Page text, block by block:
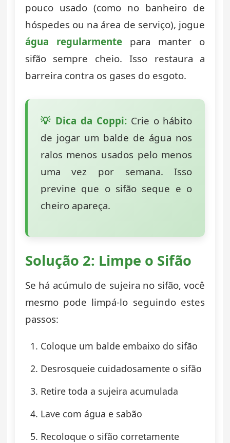
pouco usado (como no banheiro de
hóspedes ou na área de serviço), jogue
água regularmentepara manter o
sifão sempre cheio. Isso restaura a
barreira contra os gases do esgoto.
💡 Dica da Coppi:Crie o hábito
de jogar um balde de água nos
ralos menos usados pelo menos
uma vez por semana. Isso
previne que o sifão seque e o
cheiro apareça.
Solução 2: Limpe o Sifão
Se há acúmulo de sujeira no sifão, você
mesmo pode limpá-lo seguindo estes
passos:
Coloque um balde embaixo do sifão
Desrosqueie cuidadosamente o sifão
Retire toda a sujeira acumulada
Lave com água e sabão
Recoloque o sifão corretamente